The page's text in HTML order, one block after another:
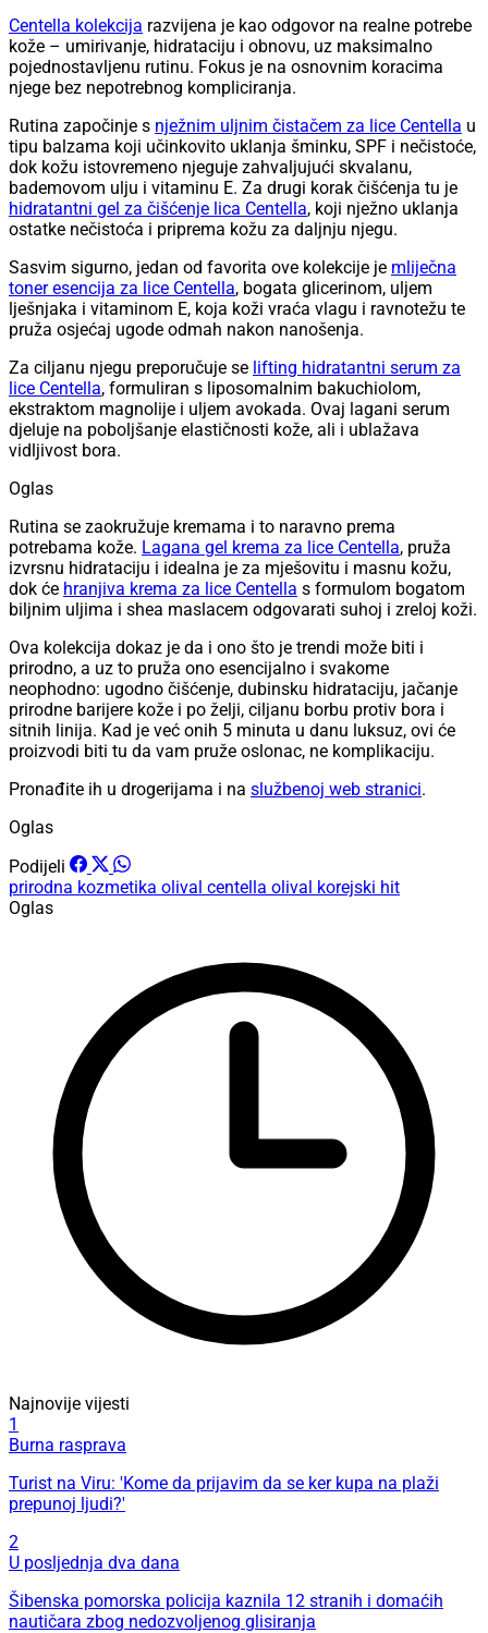
Centella kolekcija razvijena je kao odgovor na realne potrebe
kože – umirivanje, hidrataciju i obnovu, uz maksimalno
pojednostavljenu rutinu. Fokus je na osnovnim koracima
njege bez nepotrebnog kompliciranja.
Rutina započinje s nježnim uljnim čistačem za lice Centella u
tipu balzama koji učinkovito uklanja šminku, SPF i nečistoće,
dok kožu istovremeno njeguje zahvaljujući skvalanu,
bademovom ulju i vitaminu E. Za drugi korak čišćenja tu je
hidratantni gel za čišćenje lica Centella, koji nježno uklanja
ostatke nečistoća i priprema kožu za daljnju njegu.
Sasvim sigurno, jedan od favorita ove kolekcije je mliječna
toner esencija za lice Centella, bogata glicerinom, uljem
lješnjaka i vitaminom E, koja koži vraća vlagu i ravnotežu te
pruža osjećaj ugode odmah nakon nanošenja.
Za ciljanu njegu preporučuje se lifting hidratantni serum za
lice Centella, formuliran s liposomalnim bakuchiolom,
ekstraktom magnolije i uljem avokada. Ovaj lagani serum
djeluje na poboljšanje elastičnosti kože, ali i ublažava
vidljivost bora.
Oglas
Rutina se zaokružuje kremama i to naravno prema
potrebama kože. Lagana gel krema za lice Centella, pruža
izvrsnu hidrataciju i idealna je za mješovitu i masnu kožu,
dok će hranjiva krema za lice Centella s formulom bogatom
biljnim uljima i shea maslacem odgovarati suhoj i zreloj koži.
Ova kolekcija dokaz je da i ono što je trendi može biti i
prirodno, a uz to pruža ono esencijalno i svakome
neophodno: ugodno čišćenje, dubinsku hidrataciju, jačanje
prirodne barijere kože i po želji, ciljanu borbu protiv bora i
sitnih linija. Kad je već onih 5 minuta u danu luksuz, ovi će
proizvodi biti tu da vam pruže oslonac, ne komplikaciju.
Pronađite ih u drogerijama i na službenoj web stranici.
Oglas
Podijeli
prirodna kozmetika olival centella olival korejski hit
Oglas
Najnovije vijesti
1
Burna rasprava
Turist na Viru: 'Kome da prijavim da se ker kupa na plaži
prepunoj ljudi?'
2
U posljednja dva dana
Šibenska pomorska policija kaznila 12 stranih i domaćih
nautičara zbog nedozvoljenog glisiranja